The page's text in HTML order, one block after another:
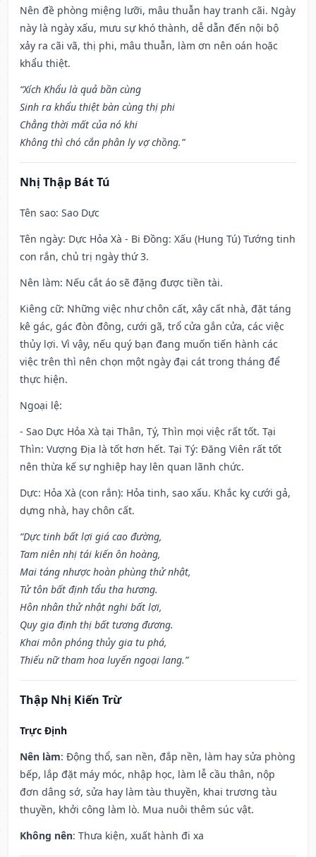
Nên đề phòng miệng lưỡi, mâu thuẫn hay tranh cãi. Ngày
này là ngày xấu, mưu sự khó thành, dễ dẫn đến nội bộ
xảy ra cãi vã, thị phi, mâu thuẫn, làm ơn nên oán hoặc
khẩu thiệt.
“Xích Khẩu là quả bần cùng
Sinh ra khẩu thiệt bàn cùng thị phi
Chẳng thời mất của nó khi
Không thì chó cắn phân ly vợ chồng.”
Nhị Thập Bát Tú
Tên sao: Sao Dực
Tên ngày: Dực Hỏa Xà - Bi Đồng: Xấu (Hung Tú) Tướng tinh
con rắn, chủ trị ngày thứ 3.
Nên làm: Nếu cắt áo sẽ đặng được tiền tài.
Kiêng cữ: Những việc như chôn cất, xây cất nhà, đặt táng
kê gác, gác đòn đông, cưới gã, trổ cửa gắn cửa, các việc
thủy lợi. Vì vậy, nếu quý bạn đang muốn tiến hành các
việc trên thì nên chọn một ngày đại cát trong tháng để
thực hiện.
Ngoại lệ:
- Sao Dực Hỏa Xà tại Thân, Tý, Thìn mọi việc rất tốt. Tại
Thìn: Vượng Địa là tốt hơn hết. Tại Tý: Đăng Viên rất tốt
nên thừa kế sự nghiệp hay lên quan lãnh chức.
Dực: Hỏa Xà (con rắn): Hỏa tinh, sao xấu. Khắc kỵ cưới gả,
dựng nhà, hay chôn cất.
“Dực tinh bất lợi giá cao đường,
Tam niên nhị tái kiến ôn hoàng,
Mai táng nhược hoàn phùng thử nhật,
Tử tôn bất định tẩu tha hương.
Hôn nhân thử nhật nghi bất lợi,
Quy gia định thị bất tương đương.
Khai môn phóng thủy gia tu phá,
Thiếu nữ tham hoa luyến ngoại lang.”
Thập Nhị Kiến Trừ
Trực Định
Nên làm: Động thổ, san nền, đắp nền, làm hay sửa phòng
bếp, lắp đặt máy móc, nhập học, làm lễ cầu thân, nộp
đơn dâng sớ, sửa hay làm tàu thuyền, khai trương tàu
thuyền, khởi công làm lò. Mua nuôi thêm súc vật.
Không nên: Thưa kiện, xuất hành đi xa